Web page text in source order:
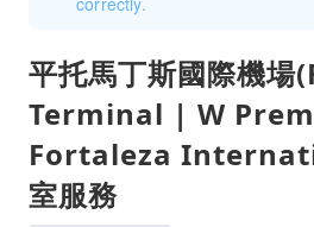
平托馬丁斯國際機
Terminal | W
Fortaleza
室服務